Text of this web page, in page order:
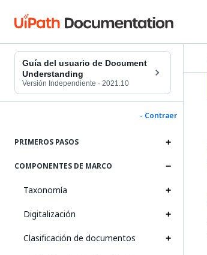
Guía del usuario de Document
Understanding
Versión Independiente · 2021.10
- Contraer
PRIMEROS PASOS
COMPONENTES DE MARCO
Taxonomía
Digitalización
Clasificación de documentos